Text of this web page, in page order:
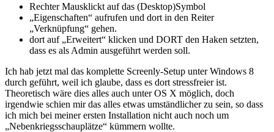
Rechter Mausklickt auf das (Desktop)Symbol
„Eigenschaften“ aufrufen und dort in den Reiter
„Verknüpfung“ gehen.
dort auf „Erweitert“ klicken und DORT den Haken setzten,
dass es als Admin ausgeführt werden soll.
Ich hab jetzt mal das komplette Screenly-Setup unter Windows 8
durch geführt, weil ich glaube, dass es dort stressfreier ist.
Theoretisch wäre dies alles auch unter OS X möglich, doch
irgendwie schien mir das alles etwas umständlicher zu sein, so dass
ich mich bei meiner ersten Installation nicht auch noch um
„Nebenkriegsschauplätze“ kümmern wollte.